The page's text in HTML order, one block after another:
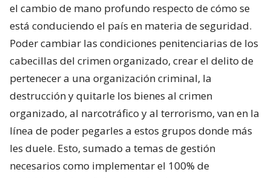
el cambio de mano profundo respecto de cómo se
está conduciendo el país en materia de seguridad.
Poder cambiar las condiciones penitenciarias de los
cabecillas del crimen organizado, crear el delito de
pertenecer a una organización criminal, la
destrucción y quitarle los bienes al crimen
organizado, al narcotráfico y al terrorismo, van en la
línea de poder pegarles a estos grupos donde más
les duele. Esto, sumado a temas de gestión
necesarios como implementar el 100% de